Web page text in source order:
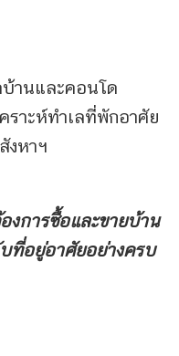
านและคอนโด
ราะห์ทำเลที่พักอาศัย
งหาฯ
การซื้อและขายบ้าน
ที่อยู่อาศัยอย่างครบ